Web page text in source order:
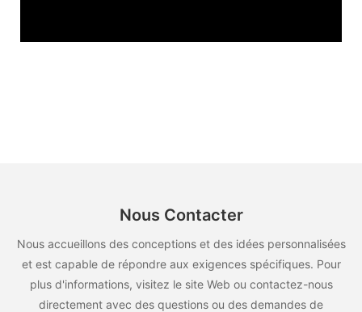
Nous Contacter
Nous accueillons des conceptions et des idées personnalisées
et est capable de répondre aux exigences spécifiques. Pour
plus d'informations, visitez le site Web ou contactez-nous
directement avec des questions ou des demandes de